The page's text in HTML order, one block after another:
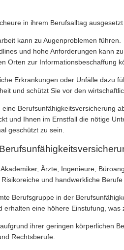
in ihrem Berufsalltag
kann zu Augenproblemen führen.
und hohe Anforderungen kann
Orten zur Informationsbeschaffung
Erkrankungen oder Unfälle dazu
und schützt Sie vor den
Berufsunfähigkeitsversicherung
und Ihnen im Ernstfall die nötige
geschützt zu sein.
Ärzte, Ingenieure,
und handwerkliche
Berufsgruppe in der
erhalten eine höhere Einstufung,
ihrer geringen körperlichen
Rechtsberufe.